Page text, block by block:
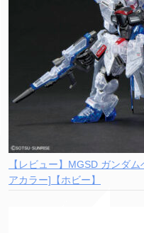
【レビュー】MGSD ガンダ
アカラー]【ホビー】